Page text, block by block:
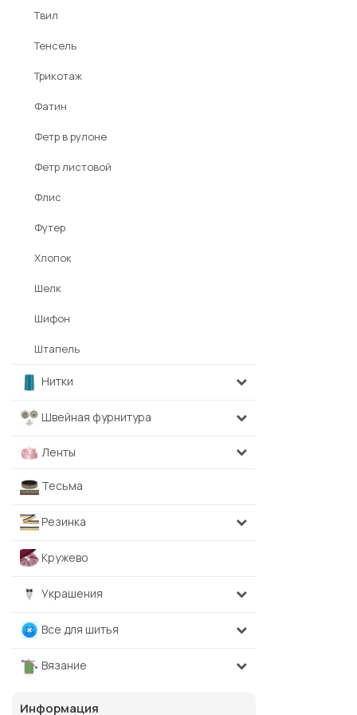
Твил
Тенсель
Трикотаж
Фатин
Фетр в рулоне
Фетр листовой
Флис
Футер
Хлопок
Шелк
Шифон
Штапель
Нитки
Швейная фурнитура
Ленты
Тесьма
Резинка
Кружево
Украшения
Все для шитья
Вязание
Информация